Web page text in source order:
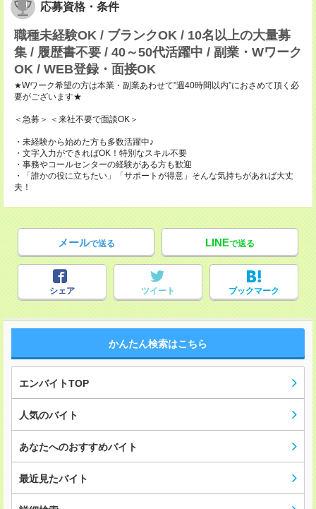
応募資格・条件
職種未経験OK / ブランクOK / 10名以上の大量募
集 / 履歴書不要 / 40～50代活躍中 / 副業・Wワーク
OK / WEB登録・面接OK
★Wワーク希望の方は本業・副業あわせて”週40時間以内”におさめて頂く必
要がございます★
＜急募＞ ＜来社不要で面談OK＞
・未経験から始めた方も多数活躍中♪
・文字入力ができればOK！特別なスキル不要
・事務やコールセンターの経験がある方も歓迎
・「誰かの役に立ちたい」「サポートが得意」そんな気持ちがあれば大丈
夫！
メールで送る LINEで送る
シェア ツイート ブックマーク
かんたん検索はこちら
エンバイトTOP
人気のバイト
あなたへのおすすめバイト
最近見たバイト